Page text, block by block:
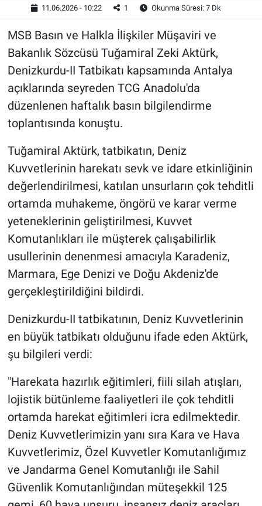
11.06.2026 - 10:22 1 Okunma Süresi: 7 Dk
MSB Basın ve Halkla İlişkiler Müşaviri ve
Bakanlık Sözcüsü Tuğamiral Zeki Aktürk,
Denizkurdu-II Tatbikatı kapsamında Antalya
açıklarında seyreden TCG Anadolu'da
düzenlenen haftalık basın bilgilendirme
toplantısında konuştu.
Tuğamiral Aktürk, tatbikatın, Deniz
Kuvvetlerinin harekatı sevk ve idare etkinliğinin
değerlendirilmesi, katılan unsurların çok tehditli
ortamda muhakeme, öngörü ve karar verme
yeteneklerinin geliştirilmesi, Kuvvet
Komutanlıkları ile müşterek çalışabilirlik
usullerinin denenmesi amacıyla Karadeniz,
Marmara, Ege Denizi ve Doğu Akdeniz'de
gerçekleştirildiğini bildirdi.
Denizkurdu-II tatbikatının, Deniz Kuvvetlerinin
en büyük tatbikatı olduğunu ifade eden Aktürk,
şu bilgileri verdi:
"Harekata hazırlık eğitimleri, fiili silah atışları,
lojistik bütünleme faaliyetleri ile çok tehditli
ortamda harekat eğitimleri icra edilmektedir.
Deniz Kuvvetlerimizin yanı sıra Kara ve Hava
Kuvvetlerimiz, Özel Kuvvetler Komutanlığımız
ve Jandarma Genel Komutanlığı ile Sahil
Güvenlik Komutanlığından müteşekkil 125